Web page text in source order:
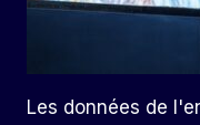
Les données de